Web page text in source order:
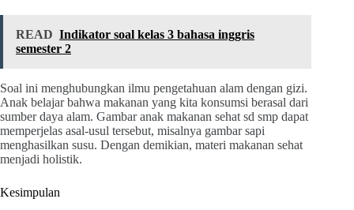
READ Indikator soal kelas 3 bahasa inggris
semester 2
Soal ini menghubungkan ilmu pengetahuan alam dengan gizi.
Anak belajar bahwa makanan yang kita konsumsi berasal dari
sumber daya alam. Gambar anak makanan sehat sd smp dapat
memperjelas asal-usul tersebut, misalnya gambar sapi
menghasilkan susu. Dengan demikian, materi makanan sehat
menjadi holistik.
Kesimpulan